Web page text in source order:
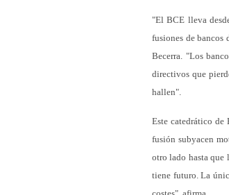
"El BCE lleva
fusiones de bancos
Becerra. "Los
directivos que
hallen".
Este catedrático de
fusión subyacen
otro lado hasta que
tiene futuro. La